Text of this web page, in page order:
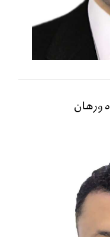
ورهان